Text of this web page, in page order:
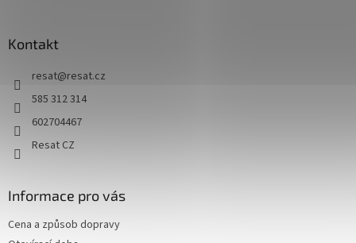
Kontakt
resat@resat.cz
585 312 314
602704467
Resat CZ
Informace pro vás
Cena a způsob dopravy